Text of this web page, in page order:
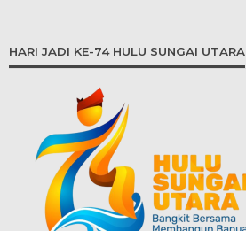
HARI JADI KE-74 HULU SUNGAI UTARA